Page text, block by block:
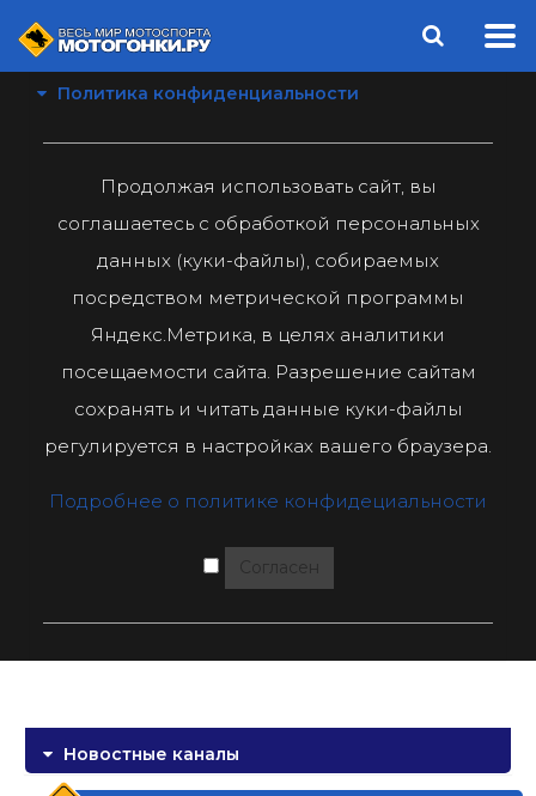
Политика конфиденциальности
Продолжая использовать сайт, вы
соглашаетесь с обработкой персональных
данных (куки-файлы), собираемых
посредством метрической программы
Яндекс.Метрика, в целях аналитики
посещаемости сайта. Разрешение сайтам
сохранять и читать данные куки-файлы
регулируется в настройках вашего браузера.
Подробнее о политике конфидециальности
Согласен
Новостные каналы